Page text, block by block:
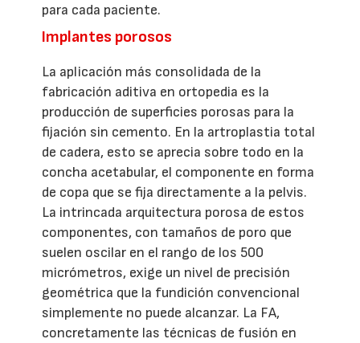
para cada paciente.
Implantes porosos
La aplicación más consolidada de la
fabricación aditiva en ortopedia es la
producción de superficies porosas para la
fijación sin cemento. En la artroplastia total
de cadera, esto se aprecia sobre todo en la
concha acetabular, el componente en forma
de copa que se fija directamente a la pelvis.
La intrincada arquitectura porosa de estos
componentes, con tamaños de poro que
suelen oscilar en el rango de los 500
micrómetros, exige un nivel de precisión
geométrica que la fundición convencional
simplemente no puede alcanzar. La FA,
concretamente las técnicas de fusión en